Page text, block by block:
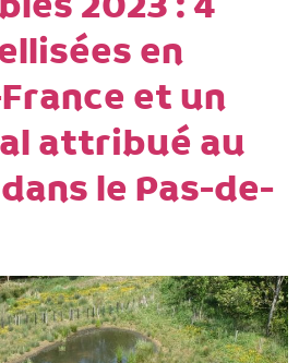
en
et un
attribué au
le Pas-de-